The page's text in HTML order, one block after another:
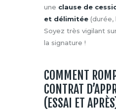
une clause de
et délimitée (durée,
Soyez très vigilant
la signature !
COMMENT
CONTRAT
(ESSAI ET